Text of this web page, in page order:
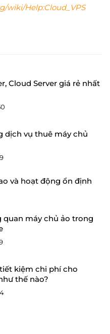
wiki/Help:Cloud_VPS
Cloud Server giá rẻ nhất
dịch vụ thuê máy chủ
và hoạt động ổn định
quan máy chủ ảo trong
kiệm chi phí cho
thế nào?